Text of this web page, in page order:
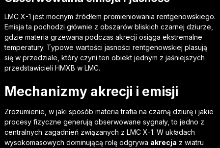
LMC X-1 jest mocnym źródłem promieniowania rentgenowskiego.
Emisja ta pochodzi głównie z obszarów bliskich czarnej dziurze,
gdzie materia grzewana podczas akrecji osiąga ekstremalne
temperatury. Typowe wartości jasności rentgenowskiej plasują
się w przedziale, który czyni ten obiekt jednym z jaśniejszych
przedstawicieli HMXB w LMC.
Mechanizmy akrecji i emisji
Zrozumienie, w jaki sposób materia trafia na czarną dziurę i jakie
procesy fizyczne generują obserwowane sygnały, to jedno z
centralnych zagadnień związanych z LMC X-1. W układach
wysokomasowych dominującą rolę odgrywa akrecja z wiatru